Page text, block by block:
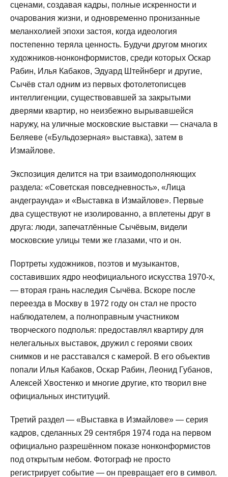
сценами, создавая кадры, полные искренности и
очарования жизни, и одновременно пронизанные
меланхолией эпохи застоя, когда идеология
постепенно теряла ценность. Будучи другом многих
художников-нонконформистов, среди которых Оскар
Рабин, Илья Кабаков, Эдуард Штейнберг и другие,
Сычёв стал одним из первых фотолетописцев
интеллигенции, существовавшей за закрытыми
дверями квартир, но неизбежно вырывавшейся
наружу, на уличные московские выставки — сначала в
Беляеве («Бульдозерная» выставка), затем в
Измайлове.
Экспозиция делится на три взаимодополняющих
раздела: «Советская повседневность», «Лица
андеграунда» и «Выставка в Измайлове». Первые
два существуют не изолированно, а вплетены друг в
друга: люди, запечатлённые Сычёвым, видели
московские улицы теми же глазами, что и он.
Портреты художников, поэтов и музыкантов,
составивших ядро неофициального искусства 1970-х,
— вторая грань наследия Сычёва. Вскоре после
переезда в Москву в 1972 году он стал не просто
наблюдателем, а полноправным участником
творческого подполья: предоставлял квартиру для
нелегальных выставок, дружил с героями своих
снимков и не расставался с камерой. В его объектив
попали Илья Кабаков, Оскар Рабин, Леонид Губанов,
Алексей Хвостенко и многие другие, кто творил вне
официальных институций.
Третий раздел — «Выставка в Измайлове» — серия
кадров, сделанных 29 сентября 1974 года на первом
официально разрешённом показе нонконформистов
под открытым небом. Фотограф не просто
регистрирует событие — он превращает его в символ.